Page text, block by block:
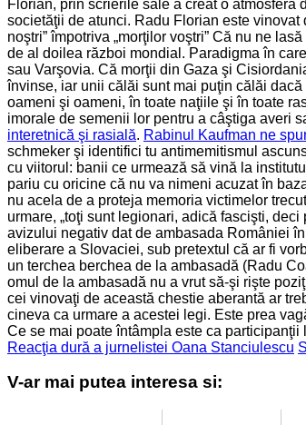
Florian, prin scrierile sale a creat o
societăţii de atunci. Radu Florian este
noştri” împotriva „morţilor voştri” Că nu ne
de al doilea război mondial. Paradigma în
sau Varşovia. Că morţii din Gaza şi
învinse, iar unii călăi sunt mai puţin călăi
oameni şi oameni, în toate naţiile şi în toate
imorale de semenii lor pentru a câştiga averi
interetnică şi rasială. Rabinul Kaufman ne
schmeker şi identifici tu antimemitismul
cu viitorul: banii ce urmează să vină la
pariu cu oricine că nu va nimeni acuzat în
nu acela de a proteja memoria victimelor
urmare, „toţi sunt legionari, adică fascişti,
avizului negativ dat de ambasada României
eliberare a Slovaciei, sub pretextul că ar fi
un terchea berchea de la ambasadă (Radu
omul de la ambasadă nu a vrut să-şi rişte
cei vinovaţi de această chestie aberantă ar
cineva ca urmare a acestei legi. Este prea
Ce se mai poate întâmpla este ca
Reacţia dură a jurnelistei Oana Stanciulescu
V-ar mai putea interesa si: